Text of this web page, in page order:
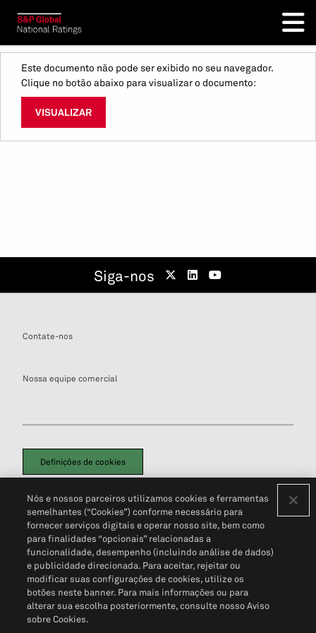
Este documento não pode ser exibido no seu navegador.
Clique no botão abaixo para visualizar o documento:
VISUALIZAR
Siga-nos
Contate-nos
Nossa equipe comercial
Definições de cookies
Política de PrivacidadePortal de privacidade do cliente (em inglês)
Não Venda Minhas Informações Pessoais© 2026 S&P Global
Nós e nossos parceiros utilizamos cookies e ferramentas
semelhantes (“Cookies”) conforme necessário para
fornecer serviços digitais e operar nosso site, bem como
para finalidades “opcionais” relacionadas a
funcionalidade, desempenho (incluindo análise de dados)
e publicidade direcionada. Para aceitar, rejeitar ou
modificar suas configurações de cookies, utilize os
botões neste banner. Para mais informações ou para
alterar sua escolha posteriormente, consulte nosso Aviso
sobre Cookies.